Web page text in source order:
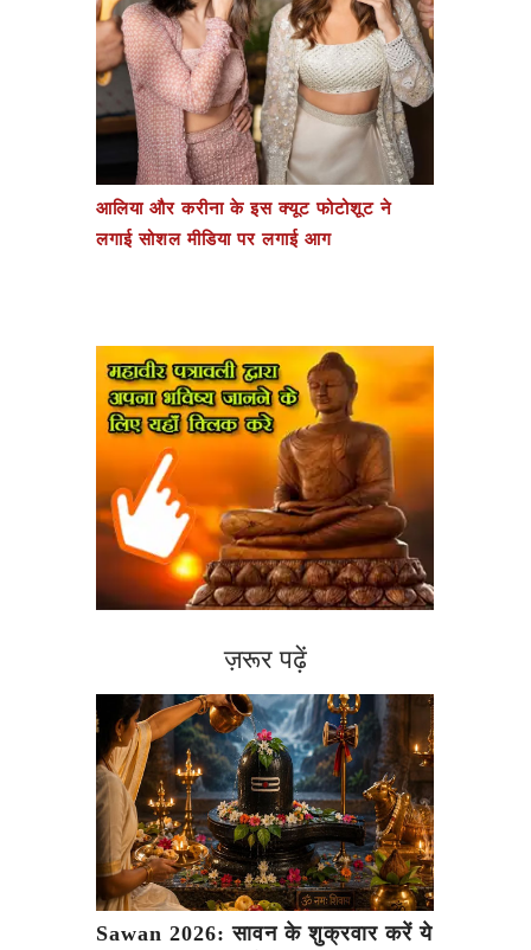
आलिया और करीना के इस क्यूट फोटोशूट ने
लगाई सोशल मीडिया पर लगाई आग
ज़रूर पढ़ें
Sawan 2026: सावन के शुक्रवार करें ये